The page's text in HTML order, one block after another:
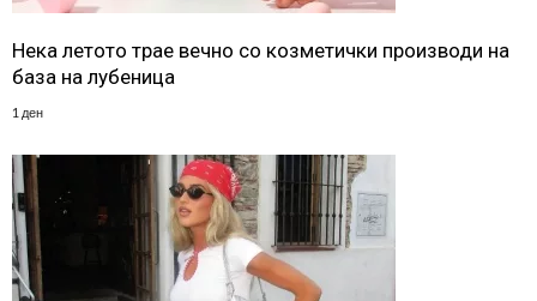
Нека летото трае вечно со козметички производи на
база на лубеница
1 ден